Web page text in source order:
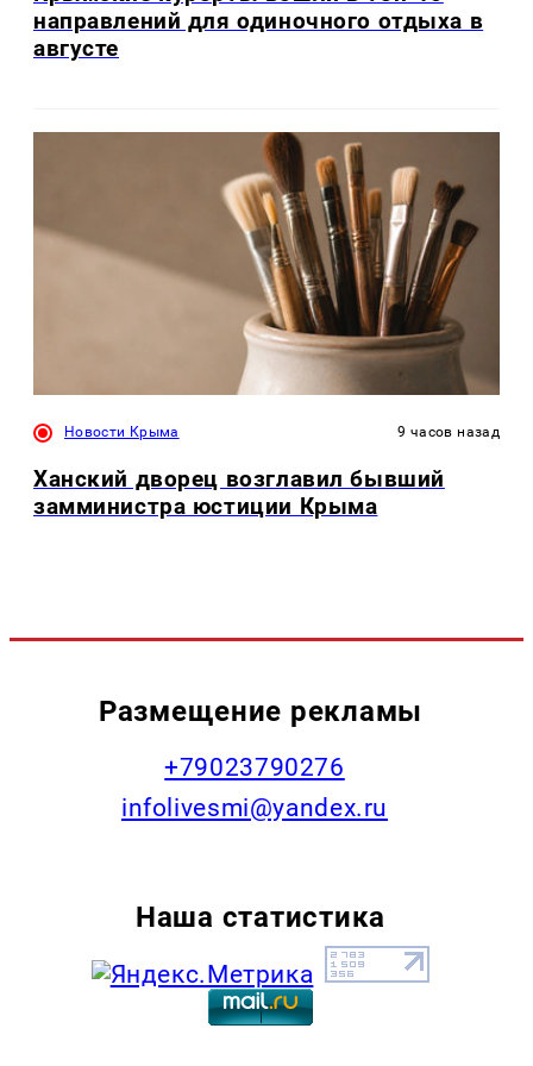
направлений для одиночного отдыха в
августе
Новости Крыма 9 часов назад
Ханский дворец возглавил бывший
замминистра юстиции Крыма
Размещение рекламы
+79023790276
infolivesmi@yandex.ru
Наша статистика